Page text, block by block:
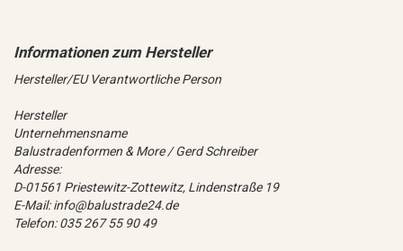
Hersteller/EU Verantwortliche Person
Hersteller
Unternehmensname
Balustradenformen & More / Gerd Schreiber
Adresse:
D-01561 Priestewitz-Zottewitz, Lindenstraße 19
E-Mail: info@balustrade24.de
Telefon: 035 267 55 90 49